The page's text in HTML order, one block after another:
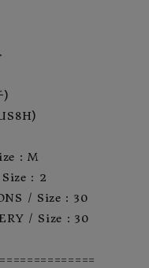
)
: M
: 2
/ Size : 30
/ Size : 30